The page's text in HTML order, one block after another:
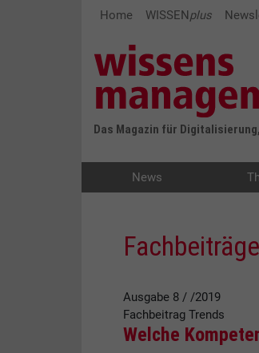
Home WISSENplus
Das Magazin für
News
Fachbeiträge
Ausgabe 8 / /2019
FachbeitragTrends
Welche